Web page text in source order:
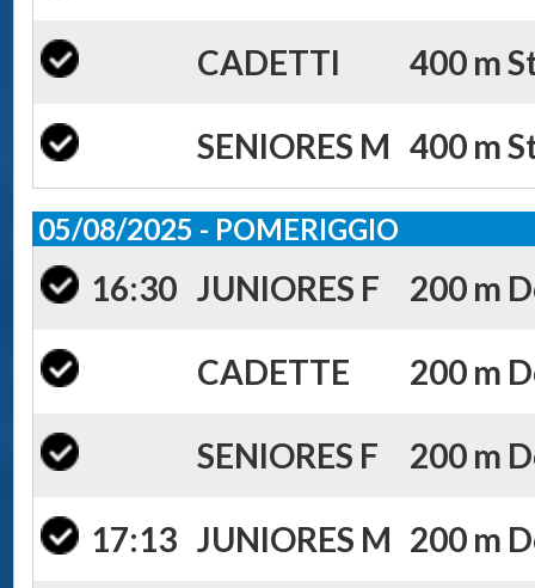
CADETTI 400 m
SENIORES M 400 m
05/08/2025 - POMERIGGIO
16:30 JUNIORES F 200 m
CADETTE 200 m
SENIORES F 200 m
17:13 JUNIORES M 200 m